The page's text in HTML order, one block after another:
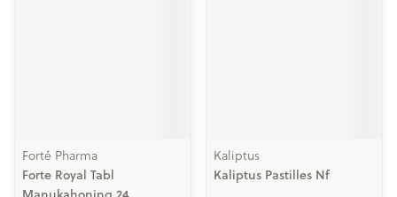
Forté Pharma
Forte Royal Tabl
Kaliptus
Kaliptus Pastilles Nf